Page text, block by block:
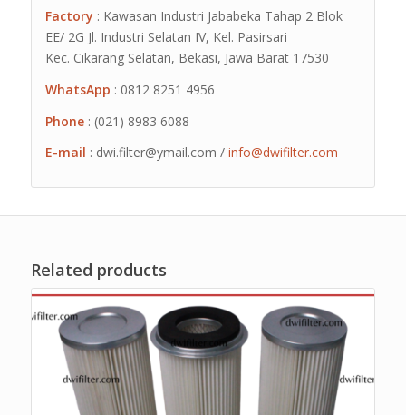
Factory : Kawasan Industri Jababeka Tahap 2 Blok
EE/ 2G Jl. Industri Selatan IV, Kel. Pasirsari
Kec. Cikarang Selatan, Bekasi, Jawa Barat 17530
WhatsApp : 0812 8251 4956
Phone: (021) 8983 6088
E-mail : dwi.filter@ymail.com / info@dwifilter.com
Related products